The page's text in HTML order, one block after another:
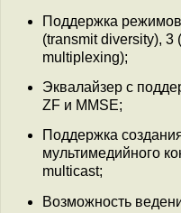
Поддержка
(transmit diversity), 3
multiplexing);
Эквалайзер с
ZF и MMSE;
Поддержка
мультимедийного
multicast;
Возможность